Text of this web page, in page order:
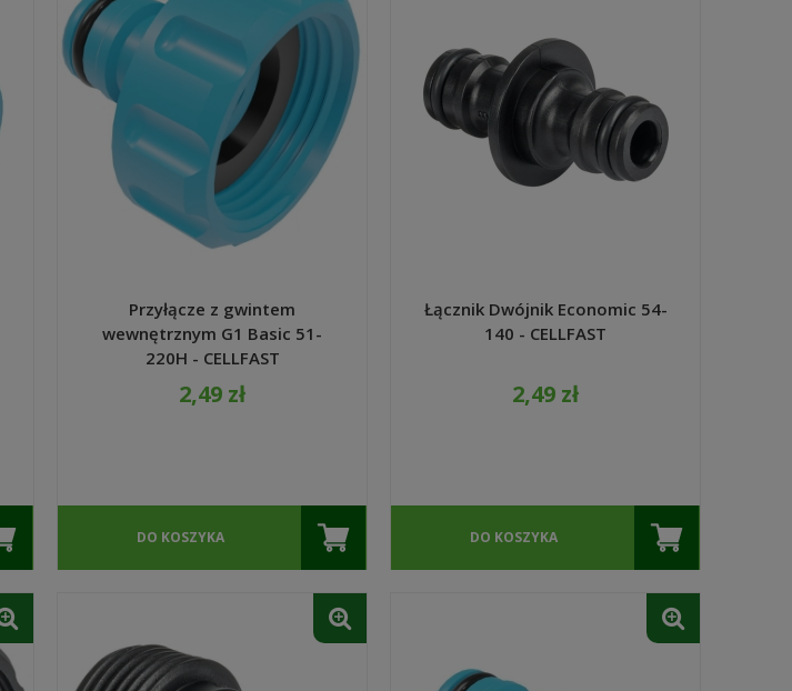
Przyłącze z gwintem
wewnętrznym G1 Basic 51-
220H - CELLFAST
2,49 zł
DO KOSZYKA
Łącznik Dwójnik Economic 54-
140 - CELLFAST
2,49 zł
DO KOSZYKA